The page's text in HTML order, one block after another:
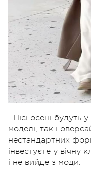
Цієї осені будуть
моделі, так і
нестандартних
інвестуєте у вічну
і не вийде з моди.